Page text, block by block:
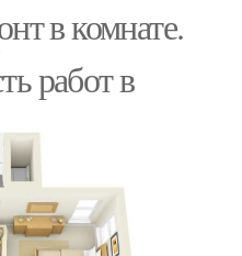
в комнате.
работ в